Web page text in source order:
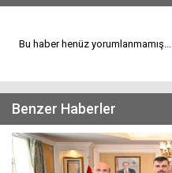
Bu haber henüz yorumlanmamış...
Benzer Haberler